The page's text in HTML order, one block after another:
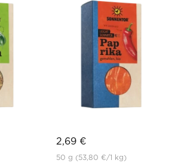
2,69 €
50 g (53,80 €/1 kg)